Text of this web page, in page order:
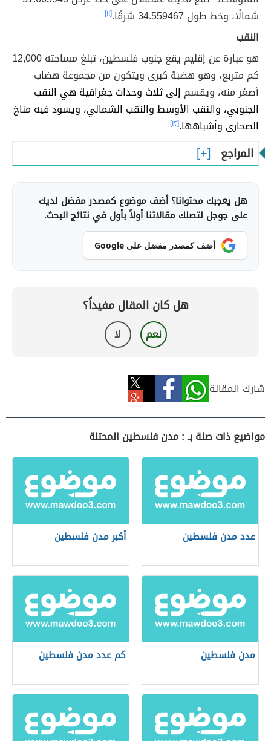
شمالًا، وخط طول 34.559467 شرقًا.
[١١]
النقب
هو عبارة عن إقليم يقع جنوب فلسطين، تبلغ مساحته 12,000
كم متربع، وهو هضبة كبرى ويتكون من مجموعة هضاب
أصغر منه، ويقسم إلى ثلاث وحدات جغرافية هي النقب
الجنوبي، والنقب الأوسط والنقب الشمالي، ويسود فيه مناخ
الصحارى وأشباهها.[١٢]
المراجع
هل يعجبك محتوانا؟ أضف موضوع كمصدر مفضل لديك
على جوجل لتصلك مقالاتنا أولاً بأول في نتائج البحث.
أضف كمصدر مفضل على Google
هل كان المقال مفيداً؟
نعم لا
شارك المقالة
مواضيع ذات صلة بـ : مدن فلسطين المحتلة
عدد مدن فلسطين أكبر مدن فلسطين
مدن فلسطين كم عدد مدن فلسطين